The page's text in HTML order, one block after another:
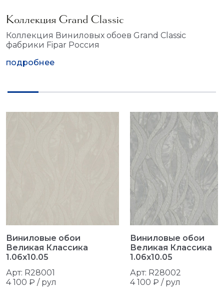
Коллекция Grand Classic
Коллекция Виниловых обоев Grand Classic
фабрики Fipar Россия
подробнее
Виниловые обои
Великая Классика
1.06x10.05
Арт: R28001
4 100 ₽ / рул
Виниловые обои
Великая Классика
1.06x10.05
Арт: R28002
4 100 ₽ / рул